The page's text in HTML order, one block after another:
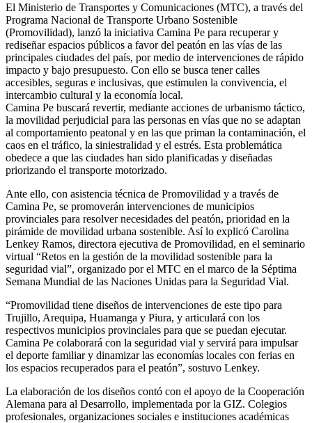
El Ministerio de Transportes y Comunicaciones (MTC), a través del
Programa Nacional de Transporte Urbano Sostenible
(Promovilidad), lanzó la iniciativa Camina Pe para recuperar y
rediseñar espacios públicos a favor del peatón en las vías de las
principales ciudades del país, por medio de intervenciones de rápido
impacto y bajo presupuesto. Con ello se busca tener calles
accesibles, seguras e inclusivas, que estimulen la convivencia, el
intercambio cultural y la economía local.
Camina Pe buscará revertir, mediante acciones de urbanismo táctico,
la movilidad perjudicial para las personas en vías que no se adaptan
al comportamiento peatonal y en las que priman la contaminación, el
caos en el tráfico, la siniestralidad y el estrés. Esta problemática
obedece a que las ciudades han sido planificadas y diseñadas
priorizando el transporte motorizado.
Ante ello, con asistencia técnica de Promovilidad y a través de
Camina Pe, se promoverán intervenciones de municipios
provinciales para resolver necesidades del peatón, prioridad en la
pirámide de movilidad urbana sostenible. Así lo explicó Carolina
Lenkey Ramos, directora ejecutiva de Promovilidad, en el seminario
virtual “Retos en la gestión de la movilidad sostenible para la
seguridad vial”, organizado por el MTC en el marco de la Séptima
Semana Mundial de las Naciones Unidas para la Seguridad Vial.
“Promovilidad tiene diseños de intervenciones de este tipo para
Trujillo, Arequipa, Huamanga y Piura, y articulará con los
respectivos municipios provinciales para que se puedan ejecutar.
Camina Pe colaborará con la seguridad vial y servirá para impulsar
el deporte familiar y dinamizar las economías locales con ferias en
los espacios recuperados para el peatón”, sostuvo Lenkey.
La elaboración de los diseños contó con el apoyo de la Cooperación
Alemana para al Desarrollo, implementada por la GIZ. Colegios
profesionales, organizaciones sociales e instituciones académicas